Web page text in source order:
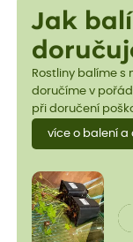
Jak
Rostliny balíme s
doručíme v
při doručení
více o balení a